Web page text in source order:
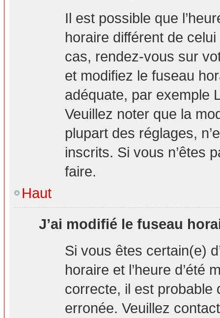
Il est possible que
horaire différent de
cas, rendez-vous sur
et modifiez le fuseau
adéquate, par exemple
Veuillez noter que la
plupart des réglages,
inscrits. Si vous n’êtes
faire.
Haut
J’ai modifié le fuseau
Si vous êtes certain(e)
horaire et l’heure d’été
correcte, il est probable
erronée. Veuillez